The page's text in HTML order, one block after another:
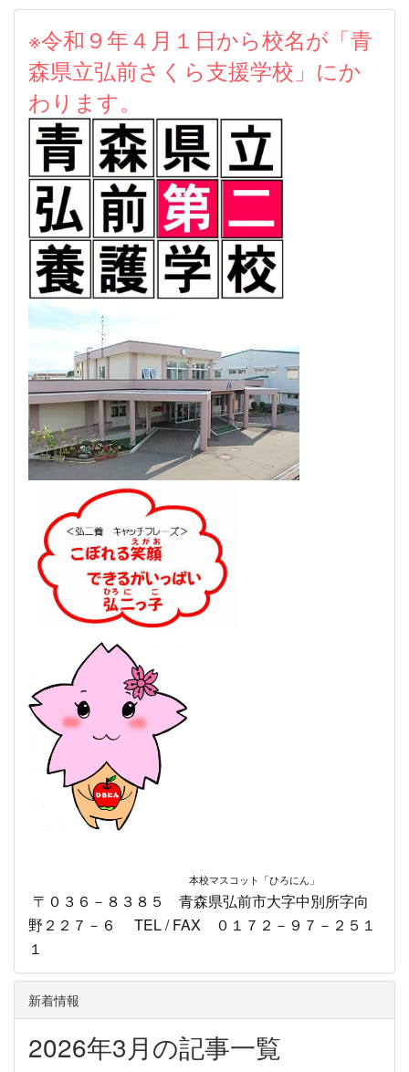
※令和９年４月１日から校名が「青
森県立弘前さくら支援学校」にか
わります。
本校マスコット 「ひろにん」
〒０３６－８３８５ 青森県弘前市大字中別所字向
野２２７－６ TEL / FAX ０１７２－９７－２５１
１
新着情報
2026年3月の記事一覧